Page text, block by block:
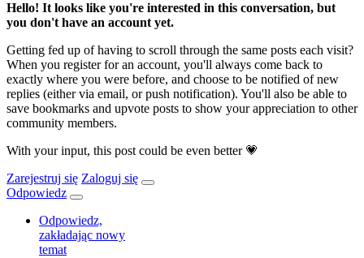
Hello! It looks like you're interested in this conversation, but
you don't have an account yet.
Getting fed up of having to scroll through the same posts each visit?
When you register for an account, you'll always come back to
exactly where you were before, and choose to be notified of new
replies (either via email, or push notification). You'll also be able to
save bookmarks and upvote posts to show your appreciation to other
community members.
With your input, this post could be even better 💗
Zarejestruj się Zaloguj się
Odpowiedz
Odpowiedz,
zakładając nowy
temat